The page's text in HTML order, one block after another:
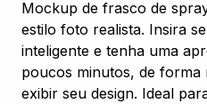
Mockup de frasco de
estilo foto realista. Insira
inteligente e tenha uma
poucos minutos, de forma
exibir seu design. Ideal